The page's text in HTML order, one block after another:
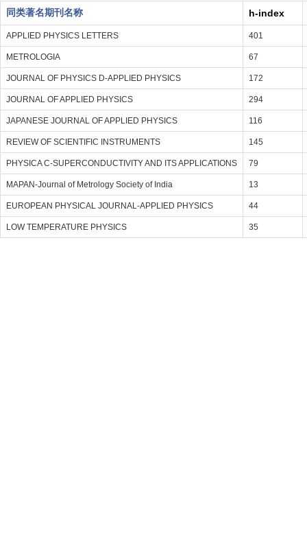
同类著名期刊名称
h-index
APPLIED PHYSICS LETTERS 401
METROLOGIA 67
JOURNAL OF PHYSICS D-APPLIED PHYSICS 172
JOURNAL OF APPLIED PHYSICS 294
JAPANESE JOURNAL OF APPLIED PHYSICS 116
REVIEW OF SCIENTIFIC INSTRUMENTS 145
PHYSICA C-SUPERCONDUCTIVITY AND ITS APPLICATIONS 79
MAPAN-Journal of Metrology Society of India 13
EUROPEAN PHYSICAL JOURNAL-APPLIED PHYSICS 44
LOW TEMPERATURE PHYSICS 35